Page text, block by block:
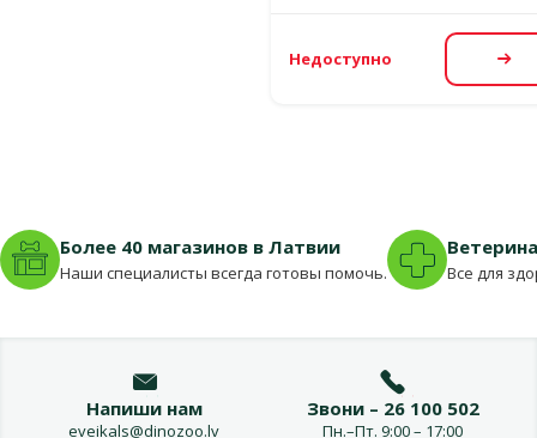
Недоступно
Более 40 магазинов в Латвии
Наши специалисты всегда готовы помочь. Все для
Напиши нам
eveikals@dinozoo.lv
Звони – 26 100 502
Пн.–Пт. 9:00 – 17:00